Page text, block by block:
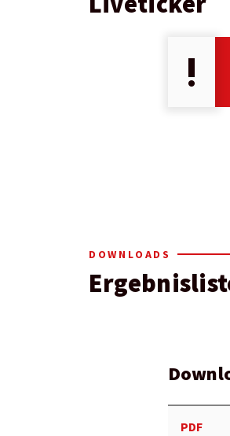
priority_high
DOWNLOADS
PDF